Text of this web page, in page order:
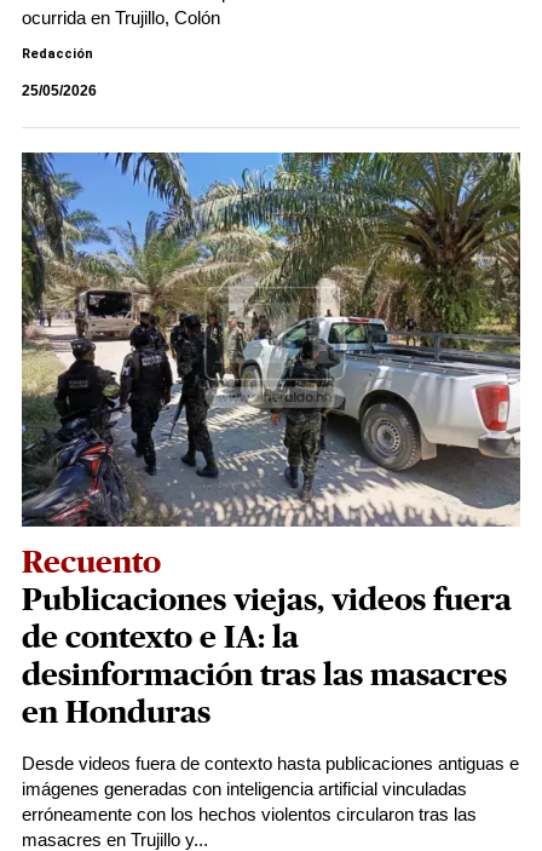
ocurrida en Trujillo, Colón
Redacción
25/05/2026
Recuento
Publicaciones viejas, videos fuera
de contexto e IA: la
desinformación tras las masacres
en Honduras
Desde videos fuera de contexto hasta publicaciones antiguas e
imágenes generadas con inteligencia artificial vinculadas
erróneamente con los hechos violentos circularon tras las
masacres en Trujillo y...